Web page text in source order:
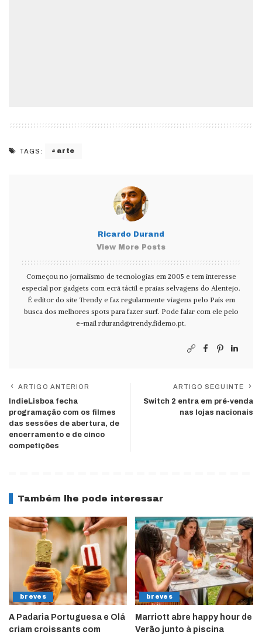
TAGS: arte
Ricardo Durand
View More Posts
Começou no jornalismo de tecnologias em 2005 e tem interesse
especial por gadgets com ecrã táctil e praias selvagens do Alentejo.
É editor do site Trendy e faz regularmente viagens pelo País em
busca dos melhores spots para fazer surf. Pode falar com ele pelo
e-mail rdurand@trendy.fidemo.pt.
ARTIGO ANTERIOR
IndieLisboa fecha
programação com os filmes
das sessões de abertura, de
encerramento e de cinco
competições
ARTIGO SEGUINTE
Switch 2 entra em pré-venda
nas lojas nacionais
Também lhe pode interessar
breves
A Padaria Portuguesa e Olá
criam croissants com
breves
Marriott abre happy hour de
Verão junto à piscina